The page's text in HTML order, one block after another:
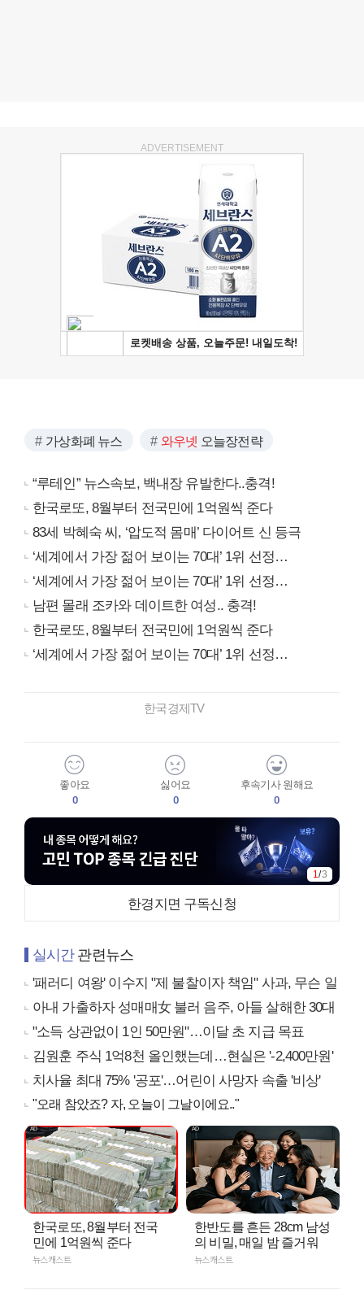
ADVERTISEMENT
가상화폐 뉴스 와우넷 오늘장전략
“루테인” 뉴스속보, 백내장 유발한다..충격!
한국로또, 8월부터 전국민에 1억원씩 준다
83세 박혜숙 씨, ‘압도적 몸매’ 다이어트 신 등극
‘세계에서 가장 젊어 보이는 70대’ 1위 선정…
‘세계에서 가장 젊어 보이는 70대’ 1위 선정…
남편 몰래 조카와 데이트한 여성.. 충격!
한국로또, 8월부터 전국민에 1억원씩 준다
‘세계에서 가장 젊어 보이는 70대’ 1위 선정…
한국경제TV
좋아요
0
싫어요
0
후속기사 원해요
0
1 /3
한경지면 구독신청
실시간관련뉴스
'패러디 여왕' 이수지 "제 불찰이자 책임" 사과, 무슨 일
아내 가출하자 성매매女 불러 음주, 아들 살해한 30대
"소득 상관없이 1인 50만원"…이달 초 지급 목표
김원훈 주식 1억8천 올인했는데…현실은 '-2,400만원'
치사율 최대 75% '공포'…어린이 사망자 속출 '비상'
"오래 참았죠? 자, 오늘이 그날이에요.."
한국로또, 8월부터 전국
민에 1억원씩 준다
뉴스캐스트
한반도를 흔든 28cm 남성
의 비밀, 매일 밤 즐거워
뉴스캐스트